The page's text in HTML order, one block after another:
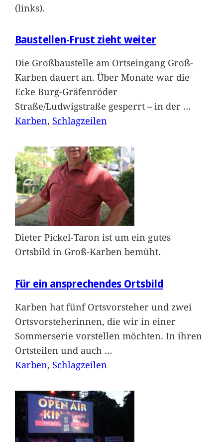
(links).
Baustellen-Frust zieht weiter
Die Großbaustelle am Ortseingang Groß-
Karben dauert an. Über Monate war die
Ecke Burg-Gräfenröder
Straße/Ludwigstraße gesperrt – in der …
Karben, Schlagzeilen
Dieter Pickel-Taron ist um ein gutes
Ortsbild in Groß-Karben bemüht.
Für ein ansprechendes Ortsbild
Karben hat fünf Ortsvorsteher und zwei
Ortsvorsteherinnen, die wir in einer
Sommerserie vorstellen möchten. In ihren
Ortsteilen und auch …
Karben, Schlagzeilen